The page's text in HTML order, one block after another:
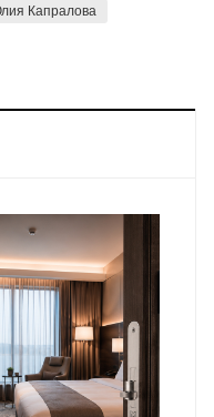
Капралова